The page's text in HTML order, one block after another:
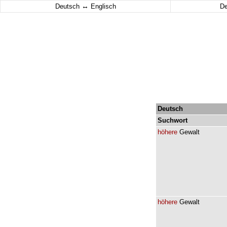
Deutsch ↔ Englisch
Deutsch
Suchwort
höhere Gewalt
höhere Gewalt